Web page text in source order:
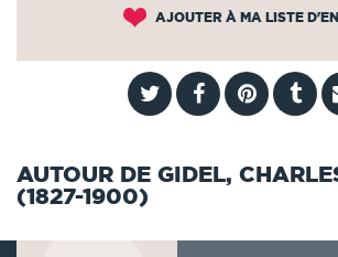
AJOUTER À MA LISTE
AUTOUR DE GIDEL,
(1827-1900)